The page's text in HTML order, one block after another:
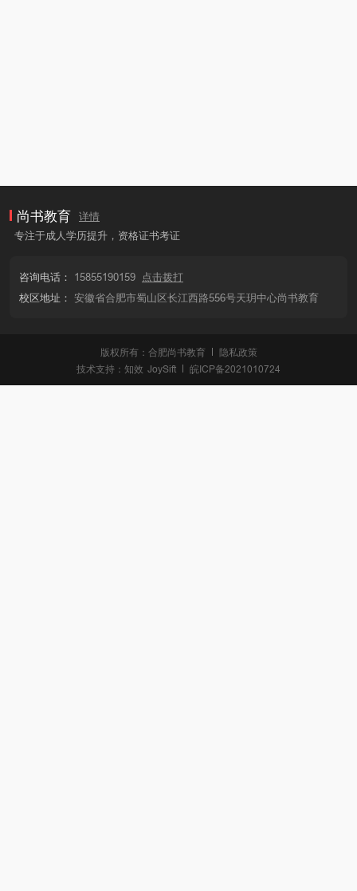
尚书教育
详情
专注于成人学历提升，资格证书考证
咨询电话： 15855190159
点击拨打
校区地址： 安徽省合肥市蜀山区长江西路556号天玥中心尚书教育
版权所有：合肥尚书教育
隐私政策
技术支持： 知效 JoySift 皖ICP备2021010724